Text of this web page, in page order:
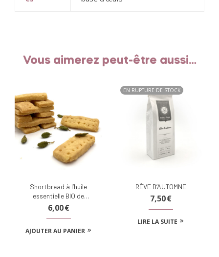
Vous aimerez peut-être aussi…
Shortbread à l’huile
essentielle BIO de
cardamome
6,00€
AJOUTER AU PANIER
EN RUPTURE DE STOCK
RÊVE D’AUTOMNE
7,50€
LIRE LA SUITE